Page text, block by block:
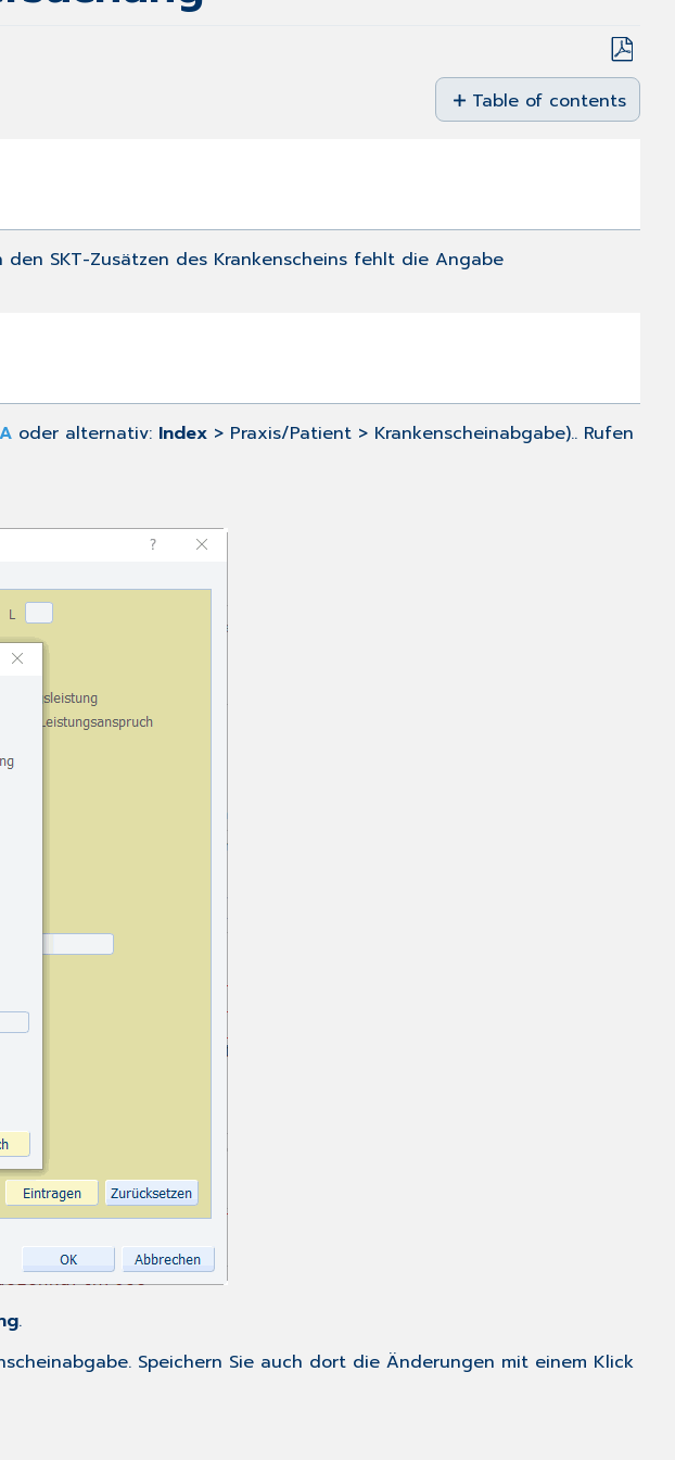
Save
as
PDF
Table of contents
den SKT-Zusätzen des Krankenscheins fehlt die Angabe
oder alternativ: Index > Praxis/Patient > Krankenscheinabgabe).. Rufen
.
Speichern Sie auch dort die Änderungen mit einem Klick